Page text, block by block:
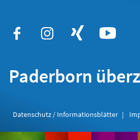
Paderborn
Datenschutz / Informationsblätter